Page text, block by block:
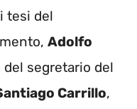
tesi del
Adolfo
del segretario del
Carrillo,